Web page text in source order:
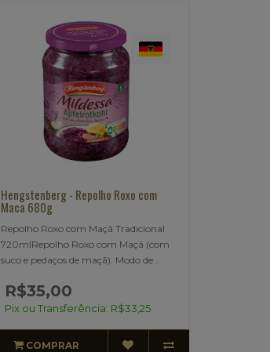
Hengstenberg - Repolho Roxo com
Maca 680g
Repolho Roxo com Maçã Tradicional
720mlRepolho Roxo com Maçã (com
suco e pedaços de maçã). Modo de ..
R$35,00
Pix ou Transferência: R$33,25
COMPRAR